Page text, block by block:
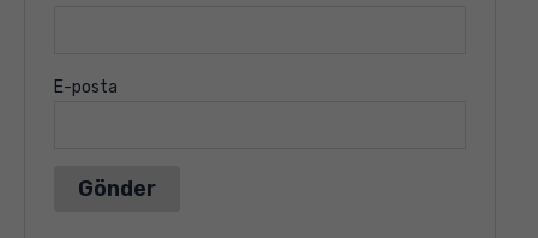
E-posta